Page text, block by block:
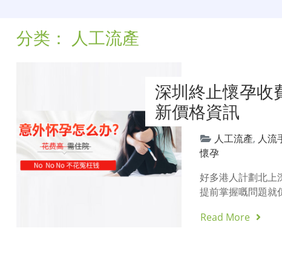
分类： 人工流產
深圳終止懷孕收
新價格資訊
人工流產, 人流
懷孕
好多港人計劃北上
提前掌握嘅問題就
Read More